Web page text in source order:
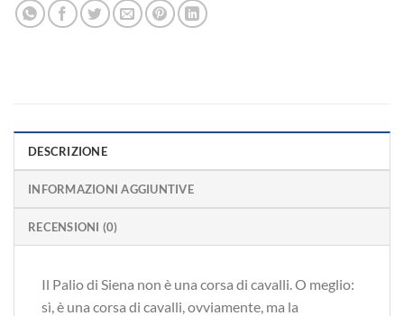
DESCRIZIONE
INFORMAZIONI AGGIUNTIVE
RECENSIONI (0)
Il Palio di Siena non è una corsa di cavalli. O meglio:
sì, è una corsa di cavalli, ovviamente, ma la